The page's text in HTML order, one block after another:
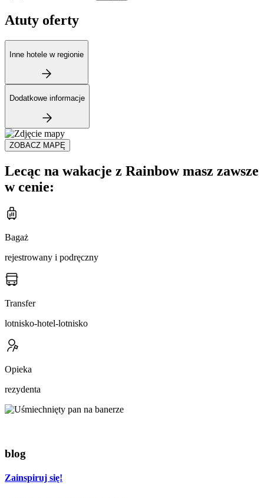
Atuty oferty
Inne hotele w regionie
Dodatkowe informacje
ZOBACZ MAPĘ
Lecąc na wakacje z Rainbow masz zawsze
w cenie:
Bagaż
rejestrowany i podręczny
Transfer
lotnisko-hotel-lotnisko
Opieka
rezydenta
blog
Zainspiruj się!